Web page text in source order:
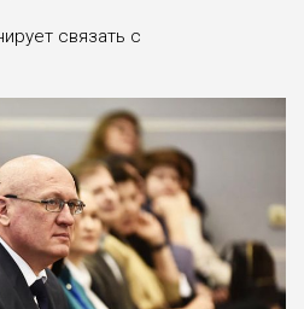
связать с